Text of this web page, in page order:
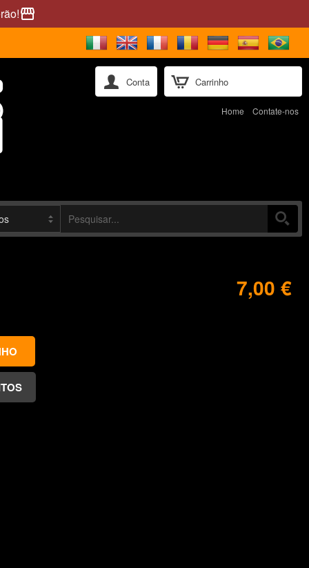
storefront
Carrinho
Conta
Home Contate-nos
7,00 €